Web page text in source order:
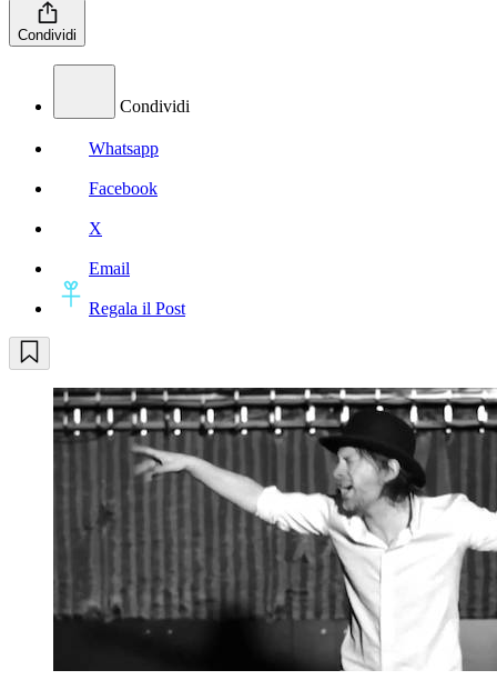
Condividi
Condividi
Whatsapp
Facebook
X
Email
Regala il Post